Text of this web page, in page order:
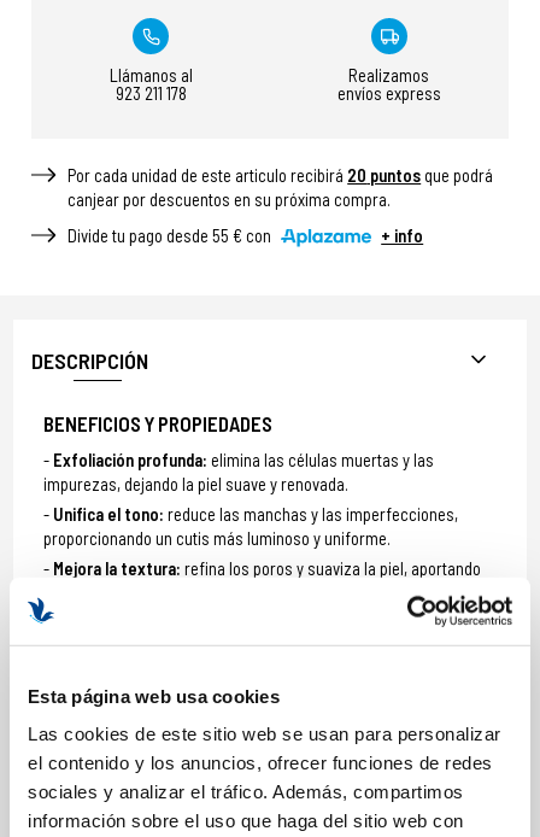
Esta página web usa cookies
Las cookies de este sitio web se usan para personalizar
el contenido y los anuncios, ofrecer funciones de redes
sociales y analizar el tráfico. Además, compartimos
información sobre el uso que haga del sitio web con
Llámanos al
923 211 178
Realizamos
envíos express
Por cada unidad de este articulo recibirá 20 puntos que podrá
canjear por descuentos en su próxima compra.
Divide tu pago desde 55 € con
+ info
DESCRIPCIÓN
BENEFICIOS Y PROPIEDADES
Exfoliación profunda: elimina las células muertas y las
impurezas, dejando la piel suave y renovada.
Unifica el tono: reduce las manchas y las imperfecciones,
proporcionando un cutis más luminoso y uniforme.
Mejora la textura: refina los poros y suaviza la piel, aportando
Antioxidante:
protege la piel del daño causado por los radicales
libres y el envejecimiento prematuro.
piel en profundidad.
Formato: 50 ml